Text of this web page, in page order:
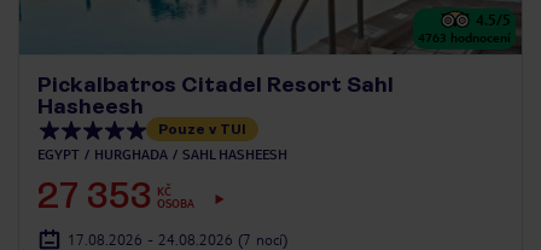
4.5/5
4763 hodnocení
Pickalbatros Citadel Resort Sahl
Hasheesh
Pouze v TUI
EGYPT HURGHADA SAHL HASHEESH
27 353
KČ
OSOBA
17.08.2026 - 24.08.2026 (7 nocí)